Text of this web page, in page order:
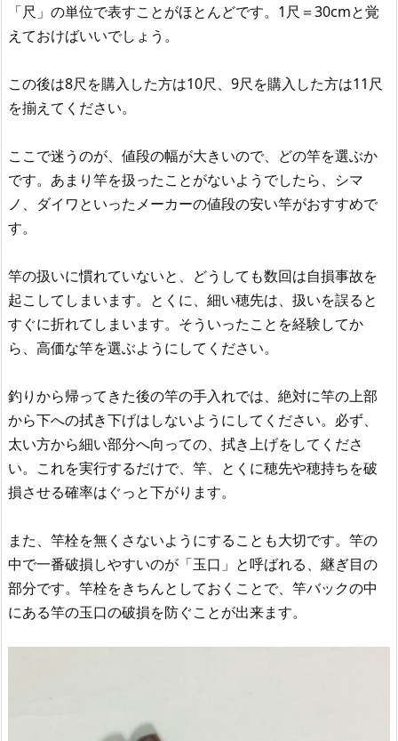
「尺」の単位で表すことがほとんどです。1尺＝30cmと覚
えておけばいいでしょう。
この後は8尺を購入した方は10尺、9尺を購入した方は11尺
を揃えてください。
ここで迷うのが、値段の幅が大きいので、どの竿を選ぶか
です。あまり竿を扱ったことがないようでしたら、シマ
ノ、ダイワといったメーカーの値段の安い竿がおすすめで
す。
竿の扱いに慣れていないと、どうしても数回は自損事故を
起こしてしまいます。とくに、細い穂先は、扱いを誤ると
すぐに折れてしまいます。そういったことを経験してか
ら、高価な竿を選ぶようにしてください。
釣りから帰ってきた後の竿の手入れでは、絶対に竿の上部
から下への拭き下げはしないようにしてください。必ず、
太い方から細い部分へ向っての、拭き上げをしてくださ
い。これを実行するだけで、竿、とくに穂先や穂持ちを破
損させる確率はぐっと下がります。
また、竿栓を無くさないようにすることも大切です。竿の
中で一番破損しやすいのが「玉口」と呼ばれる、継ぎ目の
部分です。竿栓をきちんとしておくことで、竿バックの中
にある竿の玉口の破損を防ぐことが出来ます。